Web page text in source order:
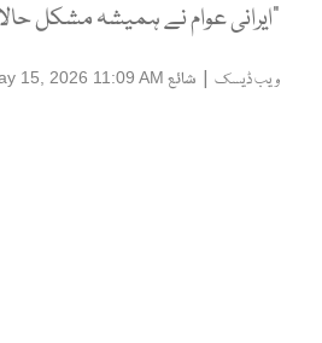
"ایرانی عوام نے ہمیشہ مشکل
ویب ڈیسک | شائع 15, 2026 11:09 AM